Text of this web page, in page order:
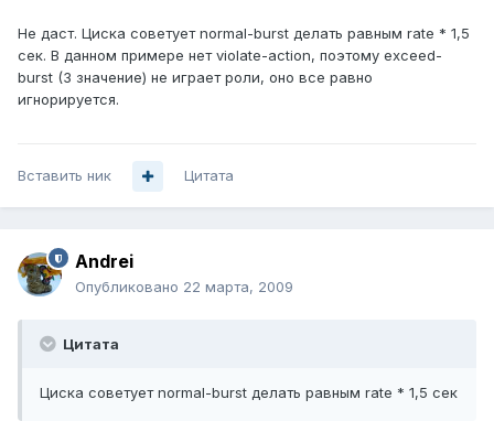
Не даст. Циска советует normal-burst делать равным rate * 1,5
сек. В данном примере нет violate-action, поэтому exceed-
burst (3 значение) не играет роли, оно все равно
игнорируется.
Вставить ник Цитата
Andrei
Опубликовано 22 марта, 2009
Цитата
Циска советует normal-burst делать равным rate * 1,5 сек